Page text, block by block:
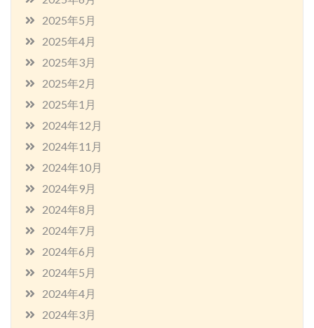
2025年5月
2025年4月
2025年3月
2025年2月
2025年1月
2024年12月
2024年11月
2024年10月
2024年9月
2024年8月
2024年7月
2024年6月
2024年5月
2024年4月
2024年3月